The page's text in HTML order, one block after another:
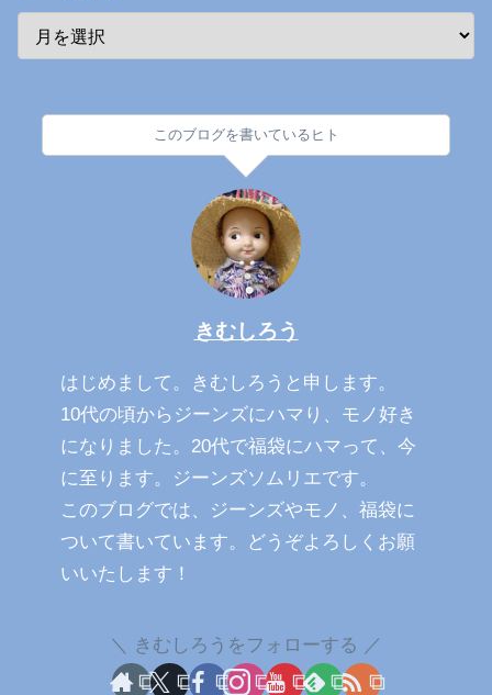
このブログを書いているヒト
きむしろう
はじめまして。きむしろうと申します。
10代の頃からジーンズにハマり、モノ好き
になりました。20代で福袋にハマって、今
に至ります。ジーンズソムリエです。
このブログでは、ジーンズやモノ、福袋に
ついて書いています。どうぞよろしくお願
いいたします！
きむしろうをフォローする